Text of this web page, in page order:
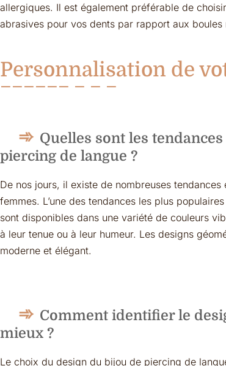
allergiques. Il est également préférable de
abrasives pour vos dents par rapport aux boules
Personnalisation de
Quelles sont les
piercing de langue ?
De nos jours, il existe de nombreuses
femmes. L’une des tendances les plus
sont disponibles dans une variété de couleurs
à leur tenue ou à leur humeur. Les designs
moderne et élégant.
Comment identifier le
mieux ?
Le choix du design du bijou de piercing de